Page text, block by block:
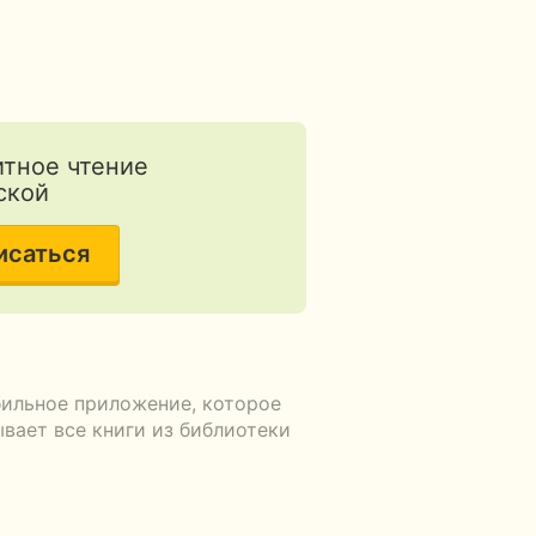
чтение
приложение, которое
все книги из библиотеки